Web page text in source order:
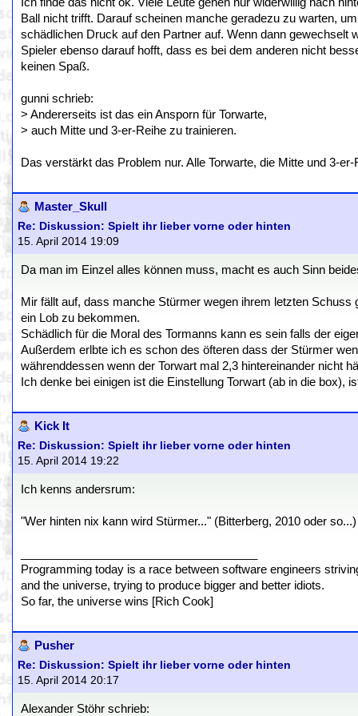
Ball nicht trifft. Darauf scheinen manche geradezu zu warten,
schädlichen Druck auf den Partner auf. Wenn dann gewechselt
Spieler ebenso darauf hofft, dass es bei dem anderen nicht
keinen Spaß.
gunni schrieb:
> Andererseits ist das ein Ansporn für Torwarte,
> auch Mitte und 3-er-Reihe zu trainieren.
Das verstärkt das Problem nur. Alle Torwarte, die Mitte und 3-
Master_Skull
Re: Diskussion: Spielt ihr lieber vorne oder hinten
15. April 2014 19:09
Da man im Einzel alles können muss, macht es auch Sinn
Mir fällt auf, dass manche Stürmer wegen ihrem letzten
ein Lob zu bekommen.
Schädlich für die Moral des Tormanns kann es sein falls der
Außerdem erlbte ich es schon des öfteren dass der Stürmer
währenddessen wenn der Torwart mal 2,3 hintereinander nicht
Ich denke bei einigen ist die Einstellung Torwart (ab in die box),
Kick It
Re: Diskussion: Spielt ihr lieber vorne oder hinten
15. April 2014 19:22
Ich kenns andersrum:
"Wer hinten nix kann wird Stürmer..." (Bitterberg, 2010 oder so...)
Programming today is a race between software engineers
and the universe, trying to produce bigger and better idiots.
So far, the universe wins [Rich Cook]
Pusher
Re: Diskussion: Spielt ihr lieber vorne oder hinten
15. April 2014 20:17
Alexander Stöhr schrieb: